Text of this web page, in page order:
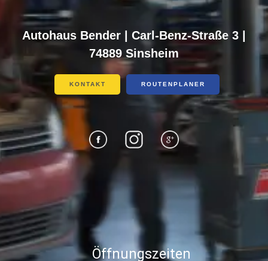
Autohaus Bender | Carl-Benz-Straße 3 |
74889 Sinsheim
KONTAKT ROUTENPLANER
Öffnungszeiten